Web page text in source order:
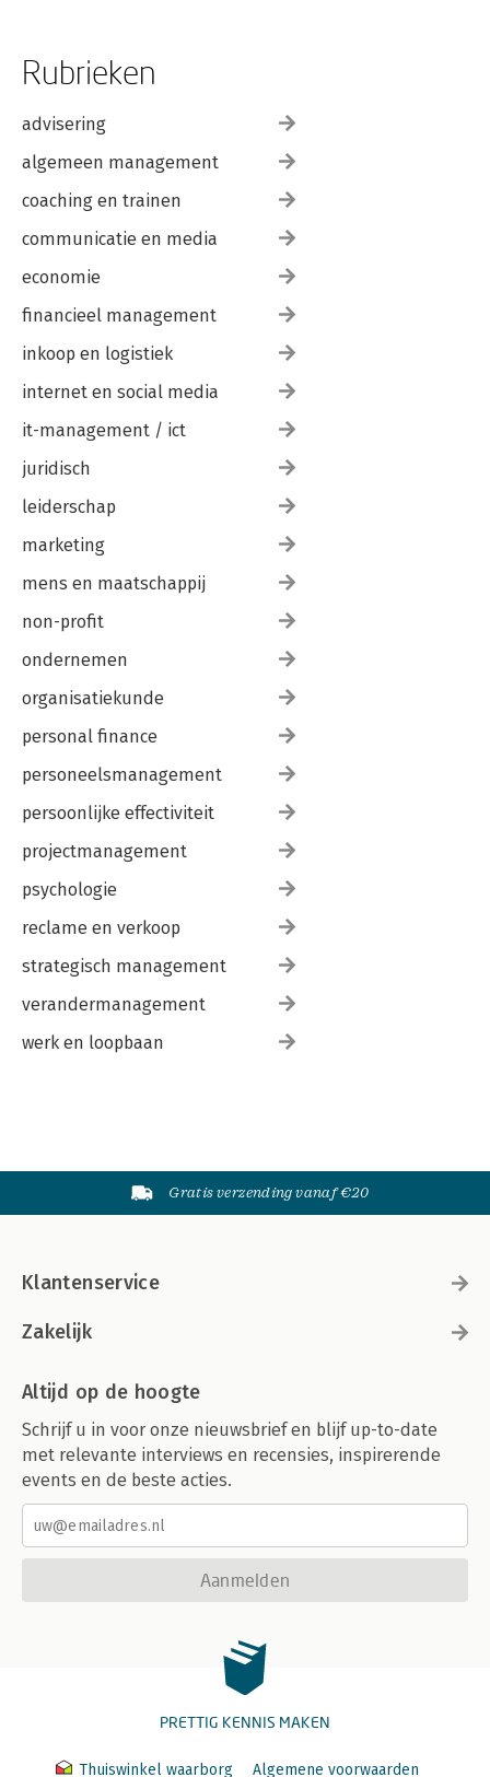
Rubrieken
advisering
algemeen management
coaching en trainen
communicatie en media
economie
financieel management
inkoop en logistiek
internet en social media
it-management / ict
juridisch
leiderschap
marketing
mens en maatschappij
non-profit
ondernemen
organisatiekunde
personal finance
personeelsmanagement
persoonlijke effectiviteit
projectmanagement
psychologie
reclame en verkoop
strategisch management
verandermanagement
werk en loopbaan
Gratis verzending vanaf €20
Klantenservice
Zakelijk
Altijd op de hoogte
Schrijf u in voor onze nieuwsbrief en blijf up-to-date
met relevante interviews en recensies, inspirerende
events en de beste acties.
Aanmelden
PRETTIG KENNIS MAKEN
Thuiswinkel waarborg Algemene voorwaarden